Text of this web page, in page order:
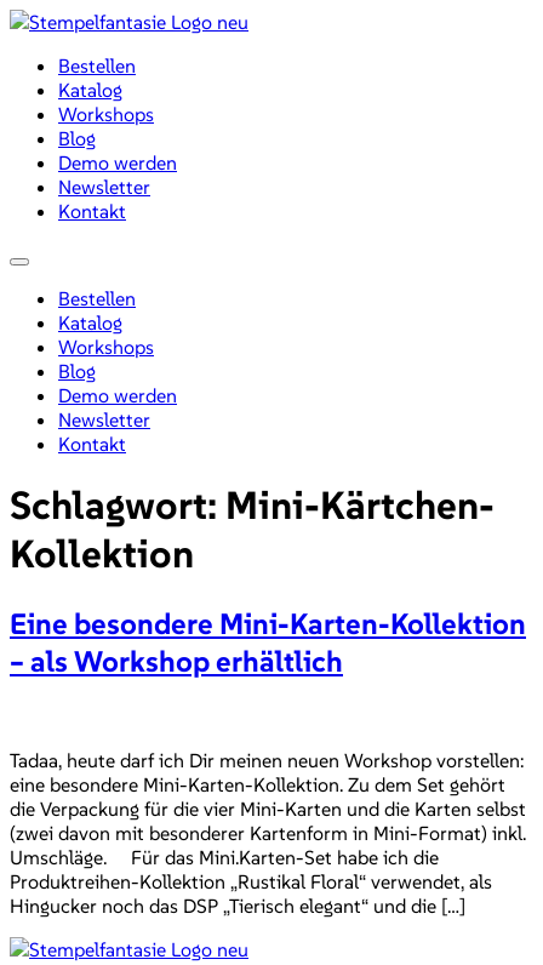
Zum
wechselnBestellen
Katalog
Workshops
Blog
Demo werden
Newsletter
Kontakt
Menü
Bestellen
Katalog
Workshops
Blog
Demo werden
Newsletter
Kontakt
Schlagwort: Mini-Kärtchen-
Kollektion
Eine besondere Mini-Karten-Kollektion
– als Workshop erhältlich
Tadaa, heute darf ich Dir meinen neuen Workshop vorstellen:
eine besondere Mini-Karten-Kollektion. Zu dem Set gehört
die Verpackung für die vier Mini-Karten und die Karten selbst
(zwei davon mit besonderer Kartenform in Mini-Format) inkl.
Umschläge. Für das Mini.Karten-Set habe ich die
Produktreihen-Kollektion „Rustikal Floral“ verwendet, als
Hingucker noch das DSP „Tierisch elegant“ und die […]